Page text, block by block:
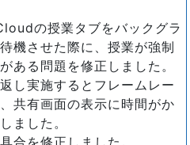
の授業タブをバックグラ
機させた際に、授業が強制
ある問題を修正しました。
し実施するとフレームレー
共有画面の表示に時間がか
ました。